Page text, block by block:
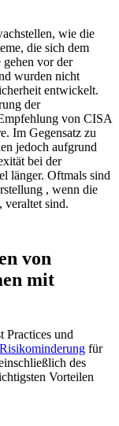
wie die
die sich dem
gehen vor der
wurden nicht
entwickelt.
der
von CISA
Im Gegensatz zu
jedoch aufgrund
bei der
länger. Oftmals sind
, wenn die
veraltet sind.
von
mit
Practices und
Risikominderung für
des
Vorteilen